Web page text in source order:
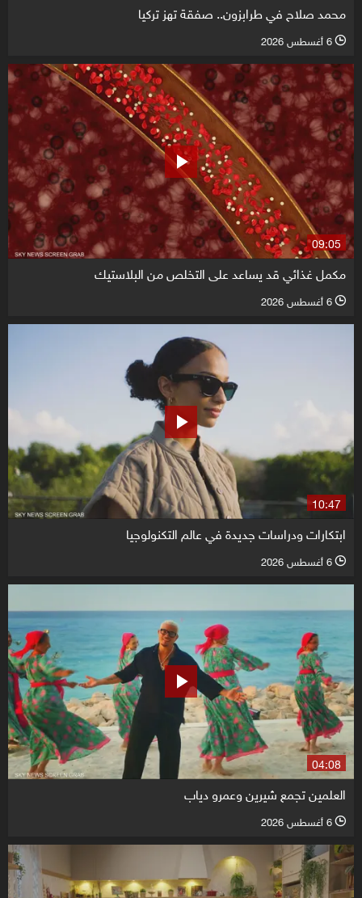
محمد صلاح في طرابزون.. صفقة تهز تركيا
l 6 أغسطس 2026
09:05
مكمل غذائي قد يساعد على التخلص من البلاستيك
l 6 أغسطس 2026
10:47
ابتكارات ودراسات جديدة في عالم التكنولوجيا
l 6 أغسطس 2026
04:08
العلمين تجمع شيرين وعمرو دياب
l 6 أغسطس 2026